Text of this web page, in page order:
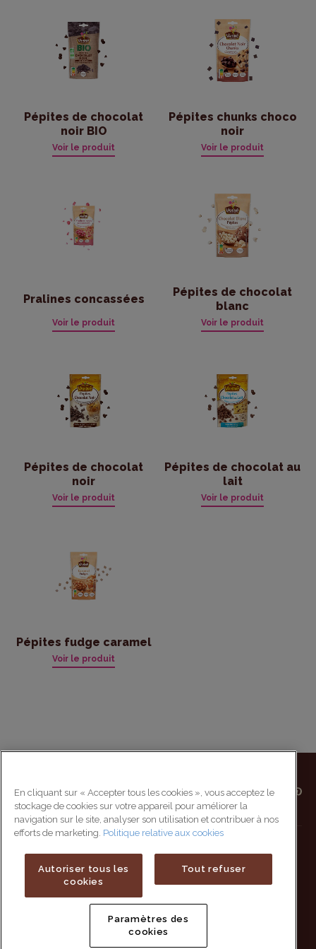
Praline
Pruimen
Rozijnen
Pépites de chocolat
noir BIO
Voir le produit
Pépites chunks choco
noir
Voir le produit
Pralines concassées
Voir le produit
Pépites de chocolat
blanc
Voir le produit
Pépites de chocolat
noir
Voir le produit
Pépites de chocolat au
lait
Voir le produit
Pépites fudge caramel
Voir le produit
Contact Privacy beleid
Cookie beleid
Pers
En cliquant sur « Accepter tous les cookies », vous acceptez le
stockage de cookies sur votre appareil pour améliorer la
navigation sur le site, analyser son utilisation et contribuer à nos
efforts de marketing. Politique relative aux cookies
Autoriser tous les
cookies
Tout refuser
Paramètres des
cookies